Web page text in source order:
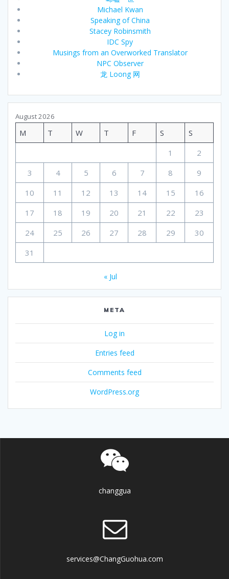
Michael Kwan
Speaking of China
Stacey Robinsmith
IDC Spy
Musings from an Overworked Translator
NPC Observer
龙 Loong 网
August 2026
M T W T F S
S
1
2
3
4 5 6 7 8
9
10
11 12 13 14 15
16
17
18 19 20 21 22
23
24
25 26 27 28 29
30
31
« Jul
META
Log in
Entries feed
Comments feed
WordPress.org
changgua
services@ChangGuohua.com